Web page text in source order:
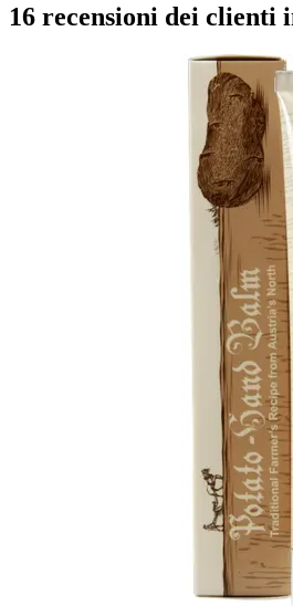
16 recensioni dei clienti